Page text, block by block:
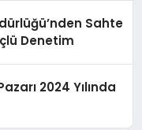
Sahte
Denetim
2024 Yılında